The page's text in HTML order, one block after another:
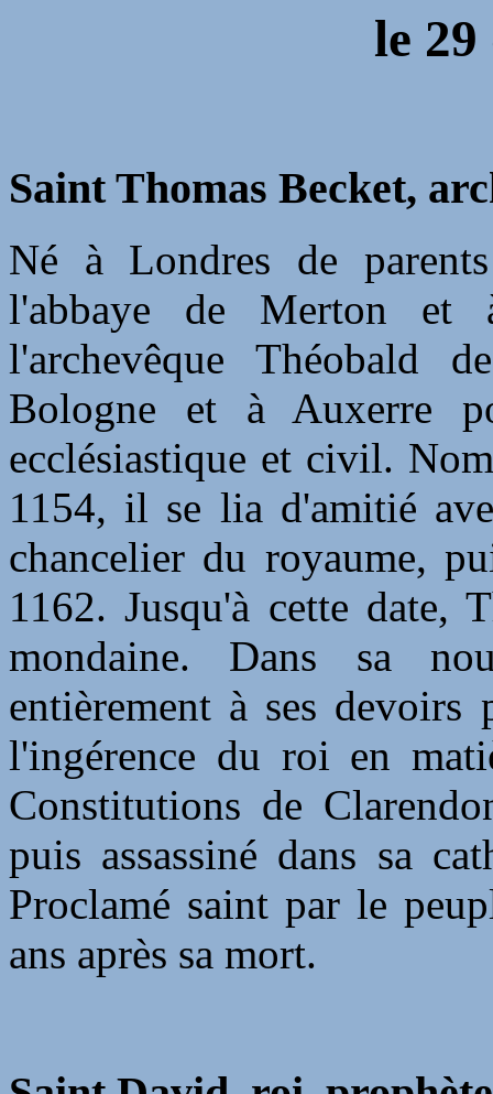
le 29
Saint Thomas Becket,
Né à Londres de
l'abbaye de Merton et
l'archevêque Théobald
Bologne et à Auxerre
ecclésiastique et civil.
1154, il se lia d'amitié
chancelier du royaume,
1162. Jusqu'à cette date,
mondaine. Dans sa
entièrement à ses devoirs
l'ingérence du roi en
Constitutions de
puis assassiné dans sa
Proclamé saint par le
ans après sa mort.